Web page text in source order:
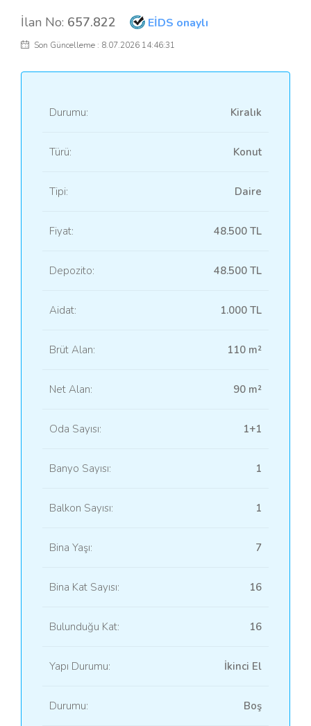
İlan No: 657.822 EİDS onaylı
Son Güncelleme : 8.07.2026 14:46:31
Durumu: Kiralık
Türü: Konut
Tipi: Daire
Fiyat: 48.500 TL
Depozito: 48.500 TL
Aidat: 1.000 TL
Brüt Alan: 110 m²
Net Alan: 90 m²
Oda Sayısı: 1+1
Banyo Sayısı: 1
Balkon Sayısı: 1
Bina Yaşı: 7
Bina Kat Sayısı: 16
Bulunduğu Kat: 16
Yapı Durumu: İkinci El
Durumu: Boş